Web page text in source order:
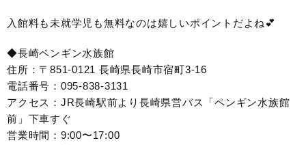
入館料も未就学児も無料なのは嬉しいポイントだよね💕︎
◆長崎ペンギン水族館
住所：〒851-0121 長崎県長崎市宿町3-16
電話番号：095-838-3131
アクセス：JR長崎駅前より長崎県営バス「ペンギン水族館
前」下車すぐ
営業時間：9:00〜17:00